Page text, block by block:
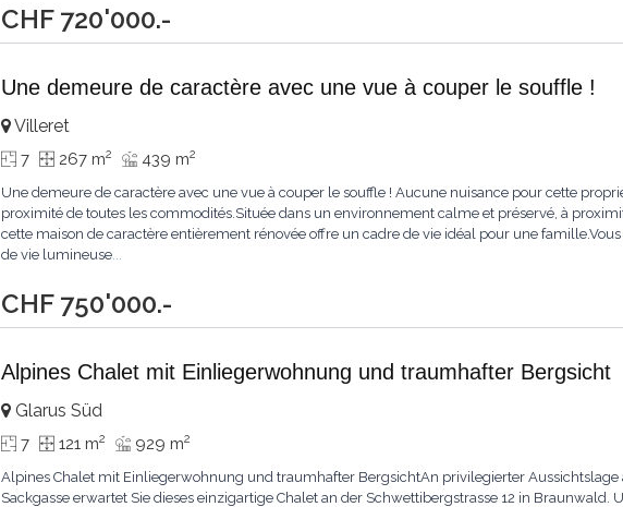
CHF 720'000.-
Une demeure de caractère avec une vue à couper le souffle !
CHF 750'000.-
Villeret
7 267 m2 439 m2
Une demeure de caractère avec une vue à couper le souffle ! Aucune nuisance pour cette
proximité de toutes les commodités.Située dans un environnement calme et préservé, à
cette maison de caractère entièrement rénovée offre un cadre de vie idéal pour une
de vie lumineuse...
Alpines Chalet mit Einliegerwohnung und traumhafter Bergsicht
Glarus Süd
7 121 m2 929 m2
Alpines Chalet mit Einliegerwohnung und traumhafter BergsichtAn privilegierter Aussichtslage
Sackgasse erwartet Sie dieses einzigartige Chalet an der Schwettibergstrasse 12 in Braunwald.